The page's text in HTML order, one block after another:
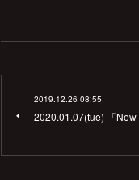
2019.12.26 08:55
2020.01.07(tue) 「